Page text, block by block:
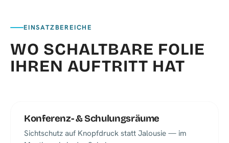
EINSATZBEREICHE
WO SCHALTBARE FOLIE
IHREN AUFTRITT HAT
Konferenz- & Schulungsräume
Sichtschutz auf Knopfdruck statt Jalousie — im